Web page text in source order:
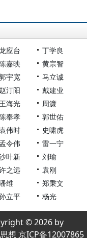
应台
丁学良
嘉映
黄宗智
宇宽
马立诚
赵汀阳
戴建业
海光
周濂
奉孝
郭世佑
伟时
史啸虎
令伟
雷一宁
叶新
刘瑜
之远
袁刚
维
郑秉文
立平 杨光
© 2026 by
想 京ICP备12007865